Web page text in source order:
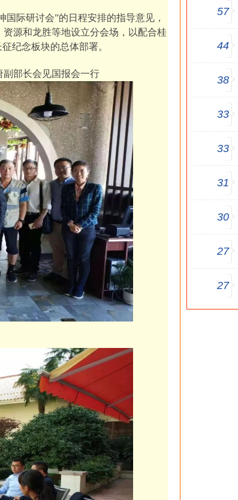
际研讨会”的日程安排的指导意见，
源和龙胜等地设立分会场，以配合桂
纪念板块的总体部署。
部长会见国报会一行
57
44
38
33
33
31
30
27
27